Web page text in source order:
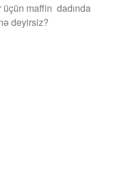
maffin dadında
deyirsiz?